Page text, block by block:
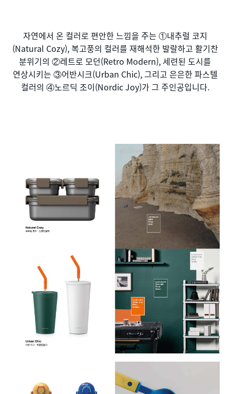
자연에서 온 컬러로 편안한 느낌을 주는 ①내추럴 코지
(Natural Cozy), 복고풍의 컬러를 재해석한 발랄하고 활기찬
분위기의 ②레트로 모던(Retro Modern), 세련된 도시를
연상시키는 ③어반시크(Urban Chic), 그리고 은은한 파스텔
컬러의 ④노르딕 조이(Nordic Joy)가 그 주인공입니다.